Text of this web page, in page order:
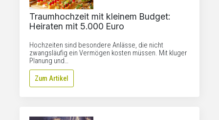
Traumhochzeit mit kleinem Budget:
Heiraten mit 5.000 Euro
Hochzeiten sind besondere Anlässe, die nicht
zwangsläufig ein Vermögen kosten müssen. Mit kluger
Planung und…
Zum Artikel